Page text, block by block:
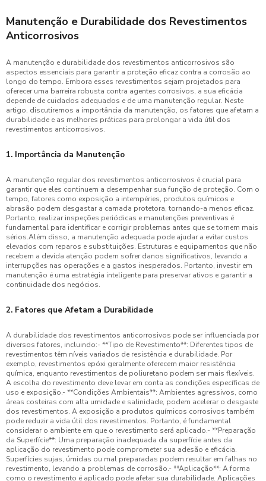
Manutenção e Durabilidade dos Revestimentos
Anticorrosivos
A manutenção e durabilidade dos revestimentos anticorrosivos são
aspectos essenciais para garantir a proteção eficaz contra a corrosão ao
longo do tempo. Embora esses revestimentos sejam projetados para
oferecer uma barreira robusta contra agentes corrosivos, a sua eficácia
depende de cuidados adequados e de uma manutenção regular. Neste
artigo, discutiremos a importância da manutenção, os fatores que afetam a
durabilidade e as melhores práticas para prolongar a vida útil dos
revestimentos anticorrosivos.
1. Importância da Manutenção
A manutenção regular dos revestimentos anticorrosivos é crucial para
garantir que eles continuem a desempenhar sua função de proteção. Com o
tempo, fatores como exposição a intempéries, produtos químicos e
abrasão podem desgastar a camada protetora, tornando-a menos eficaz.
Portanto, realizar inspeções periódicas e manutenções preventivas é
fundamental para identificar e corrigir problemas antes que se tornem mais
sérios.Além disso, a manutenção adequada pode ajudar a evitar custos
elevados com reparos e substituições. Estruturas e equipamentos que não
recebem a devida atenção podem sofrer danos significativos, levando a
interrupções nas operações e a gastos inesperados. Portanto, investir em
manutenção é uma estratégia inteligente para preservar ativos e garantir a
continuidade dos negócios.
2. Fatores que Afetam a Durabilidade
A durabilidade dos revestimentos anticorrosivos pode ser influenciada por
diversos fatores, incluindo:- **Tipo de Revestimento**: Diferentes tipos de
revestimentos têm níveis variados de resistência e durabilidade. Por
exemplo, revestimentos epóxi geralmente oferecem maior resistência
química, enquanto revestimentos de poliuretano podem ser mais flexíveis.
A escolha do revestimento deve levar em conta as condições específicas de
uso e exposição.- **Condições Ambientais**: Ambientes agressivos, como
áreas costeiras com alta umidade e salinidade, podem acelerar o desgaste
dos revestimentos. A exposição a produtos químicos corrosivos também
pode reduzir a vida útil dos revestimentos. Portanto, é fundamental
considerar o ambiente em que o revestimento será aplicado.- **Preparação
da Superfície**: Uma preparação inadequada da superfície antes da
aplicação do revestimento pode comprometer sua adesão e eficácia.
Superfícies sujas, úmidas ou mal preparadas podem resultar em falhas no
revestimento, levando a problemas de corrosão.- **Aplicação**: A forma
como o revestimento é aplicado pode afetar sua durabilidade. Aplicações